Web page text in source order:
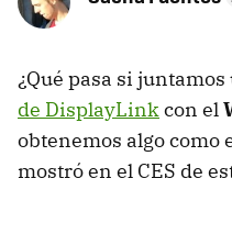
¿Qué pasa si juntamos
de DisplayLinkcon el
obtenemos algo como
mostró en el CES de